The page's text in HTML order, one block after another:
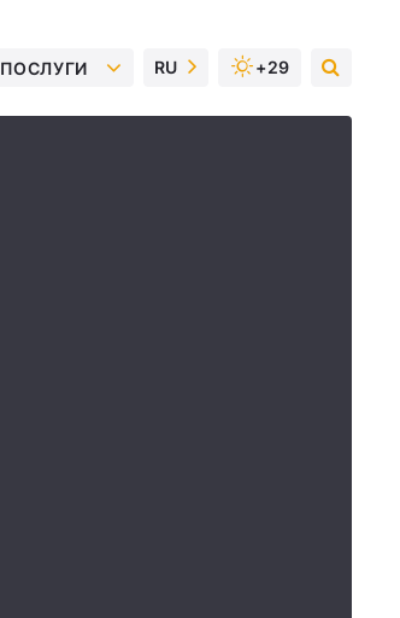
ПОСЛУГИ RU +29